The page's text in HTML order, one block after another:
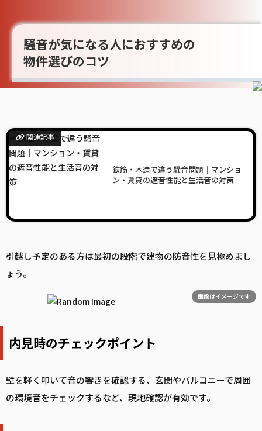
騒音が気になる人におすすめの
物件選びのコツ
関連記事
鉄筋・木造で違う騒音問題｜マンショ
ン・賃貸の遮音性能と生活音の対策
引越し予定のある方は最初の段階で建物の防音性を見極めまし
ょう。
画像はイメージです
内見時のチェックポイント
壁を軽く叩いて音の響きを確認する、玄関やバルコニーで周囲
の環境音をチェックするなど、現地確認が有効です。